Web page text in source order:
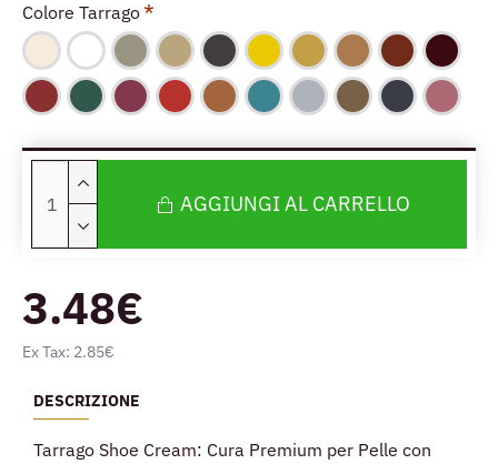
3.48€
Ex Tax: 2.85€
Colore Tarrago
AGGIUNGI AL CARRELLO
DESCRIZIONE
Tarrago Shoe Cream: Cura Premium per Pelle con